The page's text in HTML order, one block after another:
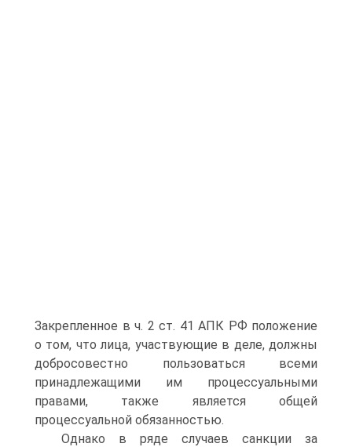
Закрепленное в ч. 2 ст. 41 АПК РФ положение
о том, что лица, участвующие в деле, должны
добросовестно пользоваться всеми
принадлежащими им процессуальными
правами, также является общей
процессуальной обязанностью.
Однако в ряде случаев санкции за